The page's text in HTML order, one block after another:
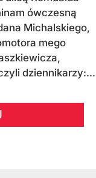
ówczesną
Michalskiego,
mego
dziennikarzy:...